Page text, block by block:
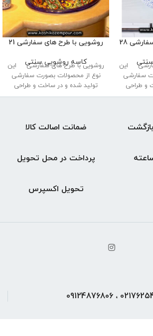
28
این
سفارشی
و طراحی
روشویی با طرح های سفارشی 21
کاسه روشویی سنتی
روشویی با طرح های سفارشی این
نوع از محصولات بصورت سفارشی
تولید شده و در ساخت و طراحی
ضمانت اصالت کالا
پرداخت در محل تحویل
تحویل اکسپرس